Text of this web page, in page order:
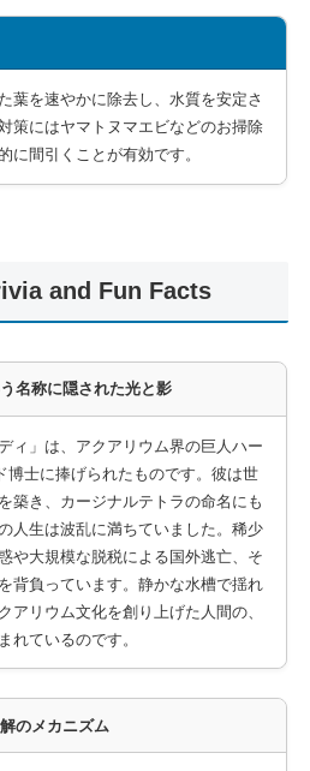
葉を速やかに除去し、水質を安定さ
策にはヤマトヌマエビなどのお掃除
に間引くことが有効です。
and Fun Facts
名称に隠された光と影
ィ」は、アクアリウム界の巨人ハー
博士に捧げられたものです。彼は世
築き、カージナルテトラの命名にも
人生は波乱に満ちていました。稀少
や大規模な脱税による国外逃亡、そ
背負っています。静かな水槽で揺れ
アリウム文化を創り上げた人間の、
れているのです。
のメカニズム